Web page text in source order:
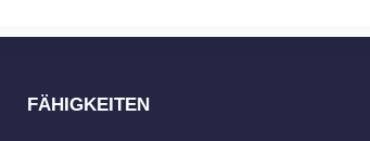
FÄHIGKEITEN